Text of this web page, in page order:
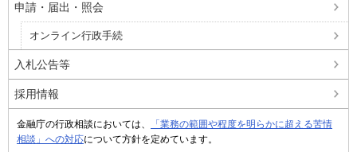
申請・届出・照会
オンライン行政手続
入札公告等
採用情報
金融庁の行政相談においては、
「業務の範囲や程度を明らかに超える苦情
相談」への対応について方針を定めています。